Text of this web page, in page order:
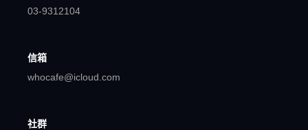
03-9312104
信箱
whocafe@icloud.com
社群